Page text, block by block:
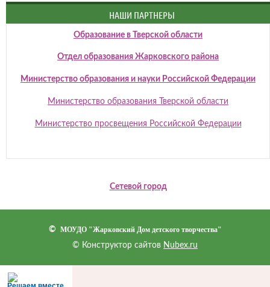
НАШИ ПАРТНЕРЫ
Образование в Тверской области
Отдел образования Жарковского района
Министерство образования и науки Российской Федерации
Министерство образования Тверской области
Министерство просвещения Российской Федерации
Сетевой город
© МОУДО "Жарковский Дом детского творчества"
© Конструктор сайтов Nubex.ru